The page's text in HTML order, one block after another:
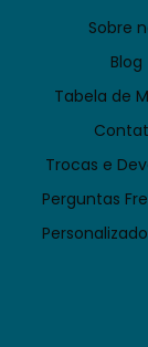
Sobre
Blog
Tabela de
Trocas e
Perguntas